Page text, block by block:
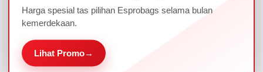
Paket Tas Troley
Travel Haji & Umroh
Kode TRS20
Harga spesial tas pilihan Esprobags selama bulan
kemerdekaan.
Lihat Promo→